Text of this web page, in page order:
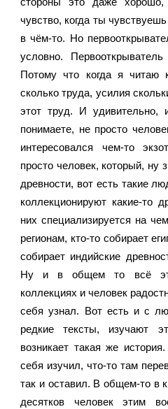
чувство, когда ты
в чём-то. Но
условно.
Потому что когда я читаю
сколько труда, усилия
этот труд. И удивительно,
понимаете, не просто
интересовался чем-то
просто человек, который, ну
древности, вот есть такие
коллекционируют какие-то
них специализируется на
регионам, кто-то собирает
собирает индийские
Ну и в общем то всё
коллекциях и человек
себя узнал. Вот есть и с
редкие тексты, изучают
возникает такая же
себя изучил, что-то там
так и оставил. В общем-то в
десятков человек этим